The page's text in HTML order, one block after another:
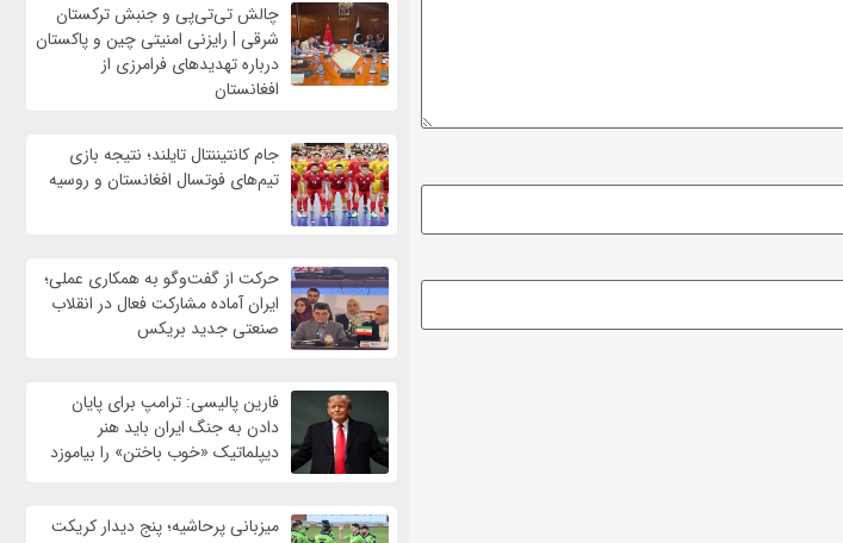
چالش تی‌تی‌پی و جنبش ترکستان
شرقی | رایزنی امنیتی چین و پاکستان
درباره تهدیدهای فرامرزی از
افغانستان
جام کانتیننتال تایلند؛ نتیجه بازی
تیم‌های فوتسال افغانستان و روسیه
حرکت از گفت‌وگو به همکاری عملی؛
ایران آماده مشارکت فعال در انقلاب
صنعتی جدید بریکس
فارین پالیسی: ترامپ برای پایان
دادن به جنگ ایران باید هنر
دیپلماتیک «خوب باختن» را بیاموزد
میزبانی پرحاشیه؛ پنج دیدار کریکت